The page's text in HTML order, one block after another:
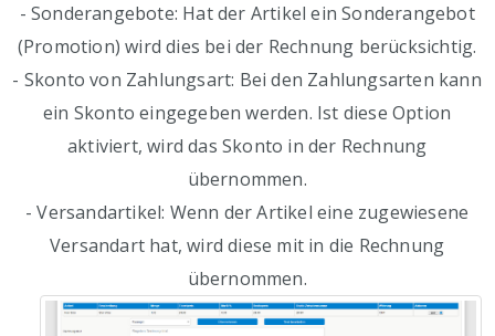
- Sonderangebote: Hat der Artikel ein Sonderangebot
(Promotion) wird dies bei der Rechnung berücksichtig.
- Skonto von Zahlungsart: Bei den Zahlungsarten kann
ein Skonto eingegeben werden. Ist diese Option
aktiviert, wird das Skonto in der Rechnung
übernommen.
- Versandartikel: Wenn der Artikel eine zugewiesene
Versandart hat, wird diese mit in die Rechnung
übernommen.